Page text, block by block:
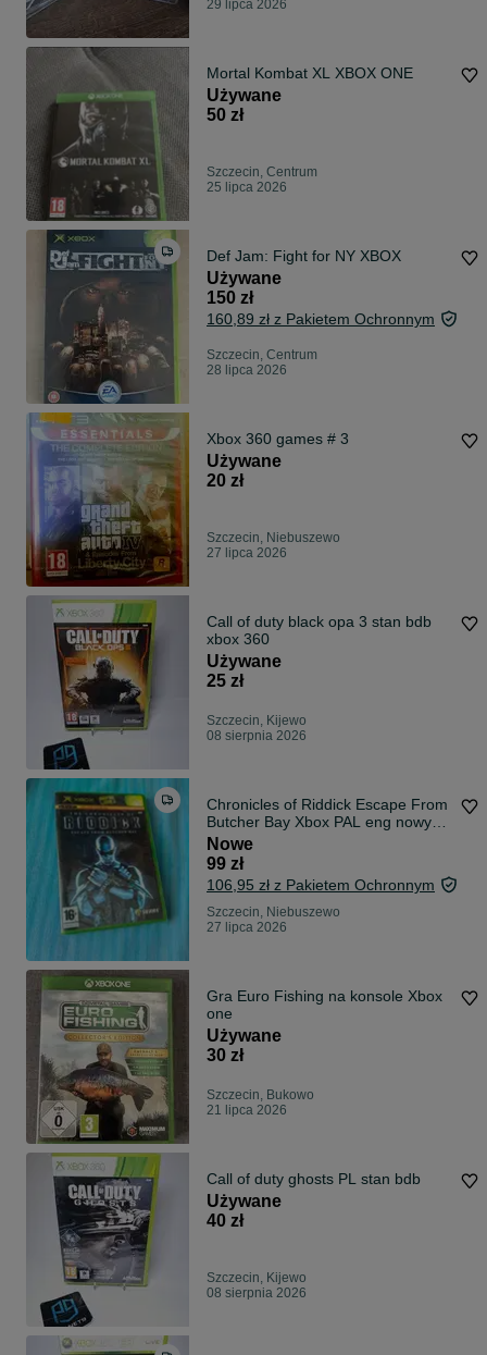
29 lipca 2026
Mortal Kombat XL XBOX ONE
Używane
50 zł
Szczecin, Centrum
25 lipca 2026
Def Jam: Fight for NY XBOX
Używane
150 zł
160,89 zł z Pakietem Ochronnym
Szczecin, Centrum
28 lipca 2026
Xbox 360 games # 3
Używane
20 zł
Szczecin, Niebuszewo
27 lipca 2026
Call of duty black opa 3 stan bdb
xbox 360
Używane
25 zł
Szczecin, Kijewo
08 sierpnia 2026
Chronicles of Riddick Escape From
Butcher Bay Xbox PAL eng nowy
folia
Nowe
99 zł
106,95 zł z Pakietem Ochronnym
Szczecin, Niebuszewo
27 lipca 2026
Gra Euro Fishing na konsole Xbox
one
Używane
30 zł
Szczecin, Bukowo
21 lipca 2026
Call of duty ghosts PL stan bdb
Używane
40 zł
Szczecin, Kijewo
08 sierpnia 2026